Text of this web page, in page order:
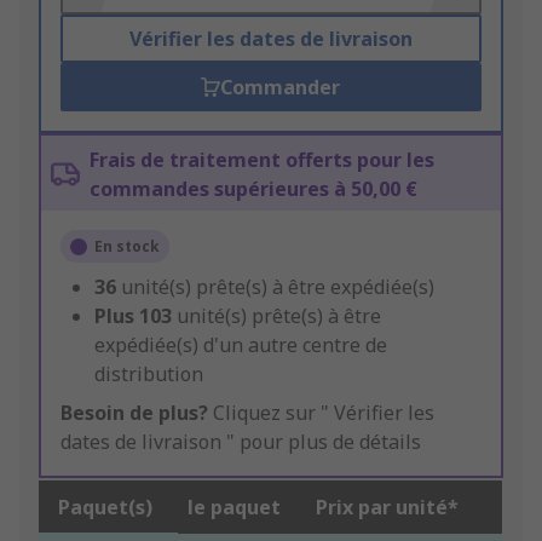
Vérifier les dates de livraison
Commander
Frais de traitement offerts pour les
commandes supérieures à 50,00 €
En stock
36 unité(s) prête(s) à être expédiée(s)
Plus 103 unité(s) prête(s) à être
expédiée(s) d'un autre centre de
distribution
Besoin de plus? Cliquez sur " Vérifier les
dates de livraison " pour plus de détails
Paquet(s) le paquet Prix par unité*